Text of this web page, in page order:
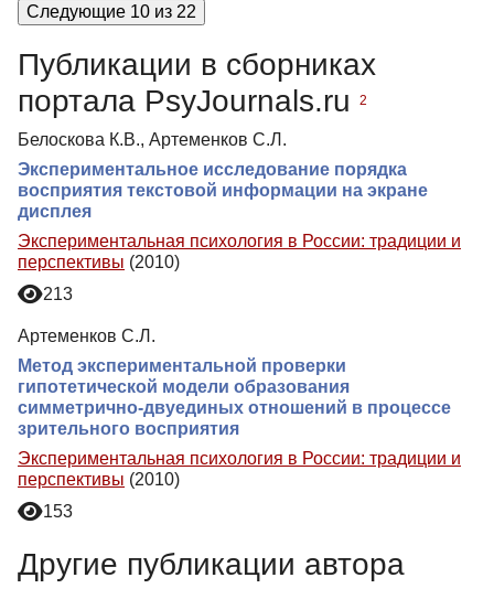
Следующие 10 из 22
Публикации в сборниках
портала PsyJournals.ru
2
Белоскова К.В., Артеменков С.Л.
Экспериментальное исследование порядка
восприятия текстовой информации на экране
дисплея
Экспериментальная психология в России: традиции и
перспективы (2010)
213
Артеменков С.Л.
Метод экспериментальной проверки
гипотетической модели образования
симметрично-двуединых отношений в процессе
зрительного восприятия
Экспериментальная психология в России: традиции и
перспективы (2010)
153
Другие публикации автора